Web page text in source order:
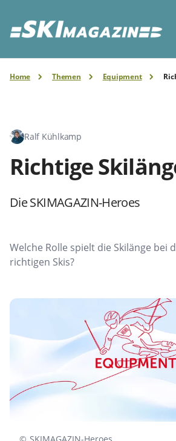
Home Themen Equipment
Ralf Kühlkamp
Richtige
Die SKIMAGAZIN-Heroes
Welche Rolle spielt die Skilänge bei
richtigen Skis?